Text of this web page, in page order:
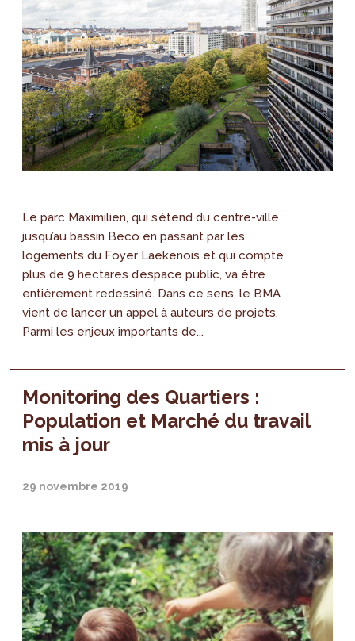
Le parc Maximilien, qui s’étend du centre-ville
jusqu’au bassin Beco en passant par les
logements du Foyer Laekenois et qui compte
plus de 9 hectares d’espace public, va être
entièrement redessiné. Dans ce sens, le BMA
vient de lancer un appel à auteurs de projets.
Parmi les enjeux importants de...
Monitoring des Quartiers :
Population et Marché du travail
mis à jour
29 novembre 2019